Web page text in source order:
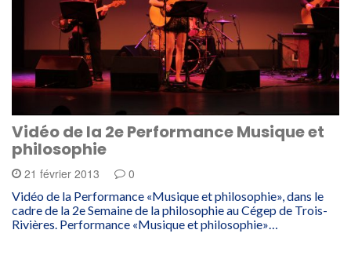
Vidéo de la 2e Performance Musique et
philosophie
21 février 2013 0
Vidéo de la Performance «Musique et philosophie», dans le
cadre de la 2e Semaine de la philosophie au Cégep de Trois-
Rivières. Performance «Musique et philosophie»…